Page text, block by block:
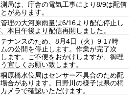
局は、庁舎の電気工事により8/9は配信
があります。
理の大河原雨量は6/16より配信停止し
本日午後より配信再開しました。
ナンスのため、8月4日（火）9-17時
の公開を停止します。作業が完了次
ます。ご不便をおかけしますが、御理
宜しくお願い致します。
原橋水位局はセンサー不具合のため配
合があります。日野川の様子は県の桐
メラで確認いただけます。